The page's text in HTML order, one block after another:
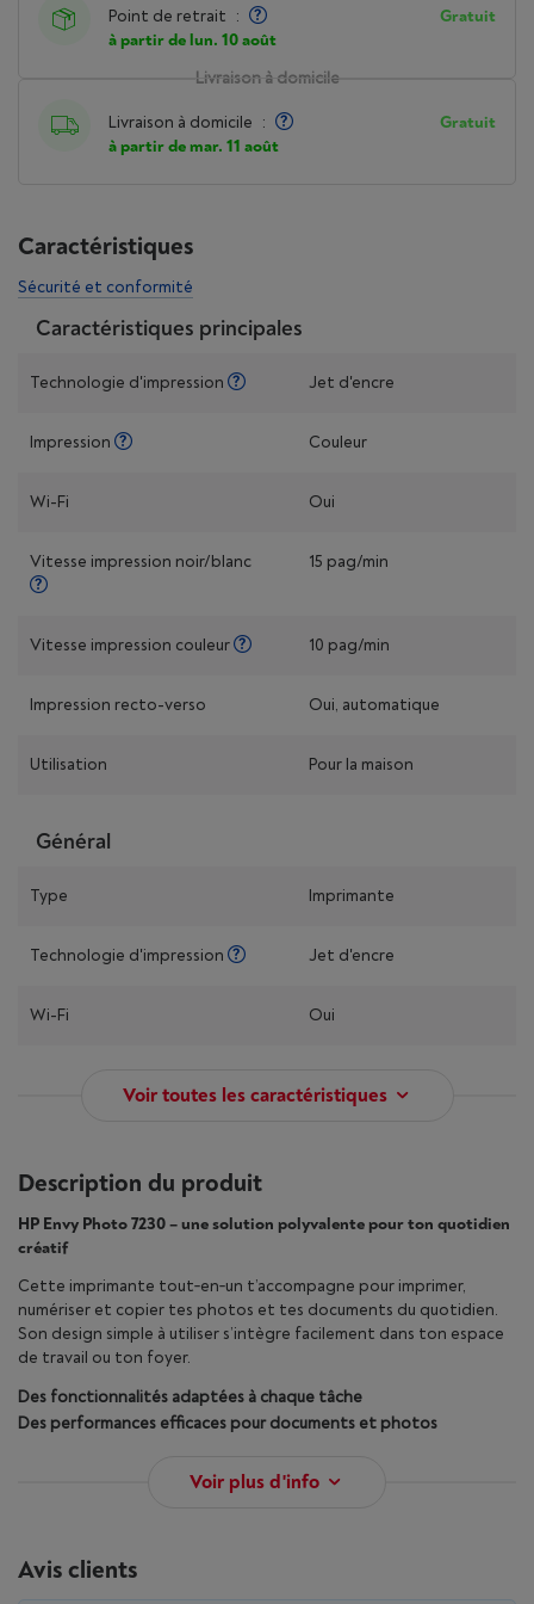
Livraison à domicile
Livraison à domicile :
à partir de mar. 11 août
Gratuit
Point de retrait :
à partir de lun. 10 août
Gratuit
Caractéristiques
Sécurité et conformité
Caractéristiques principales
Technologie d'impression Jet d'encre
Impression Couleur
Wi-Fi Oui
Vitesse impression noir/blanc 15 pag/min
Vitesse impression couleur 10 pag/min
Impression recto-verso Oui, automatique
Utilisation Pour la maison
Général
Type Imprimante
Technologie d'impression Jet d'encre
Wi-Fi Oui
Voir toutes les caractéristiques
Description du produit
HP Envy Photo 7230 – une solution polyvalente pour ton quotidien
créatif
Cette imprimante tout‑en‑un t’accompagne pour imprimer,
numériser et copier tes photos et tes documents du quotidien.
Son design simple à utiliser s’intègre facilement dans ton espace
de travail ou ton foyer.
Des fonctionnalités adaptées à chaque tâche
Des performances efficaces pour documents et photos
Voir plus d'info
Avis clients